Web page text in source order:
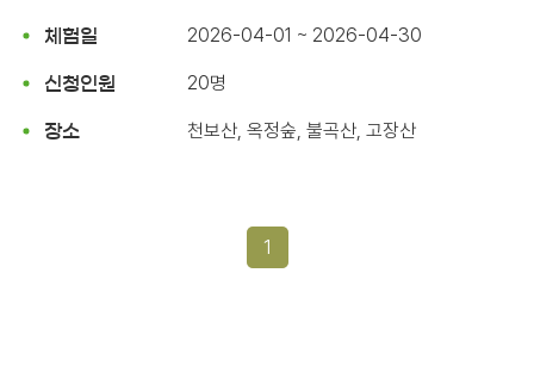
체험일 2026-04-01 ~ 2026-04-30
신청인원 20명
장소 천보산, 옥정숲, 불곡산, 고장산
1